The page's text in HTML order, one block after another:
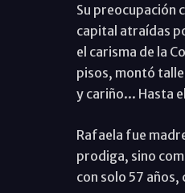
Su preocupación
capital atraídas
el carisma de la
pisos, montó
y cariño... Hasta
Rafaela fue
prodiga, sino
con solo 57